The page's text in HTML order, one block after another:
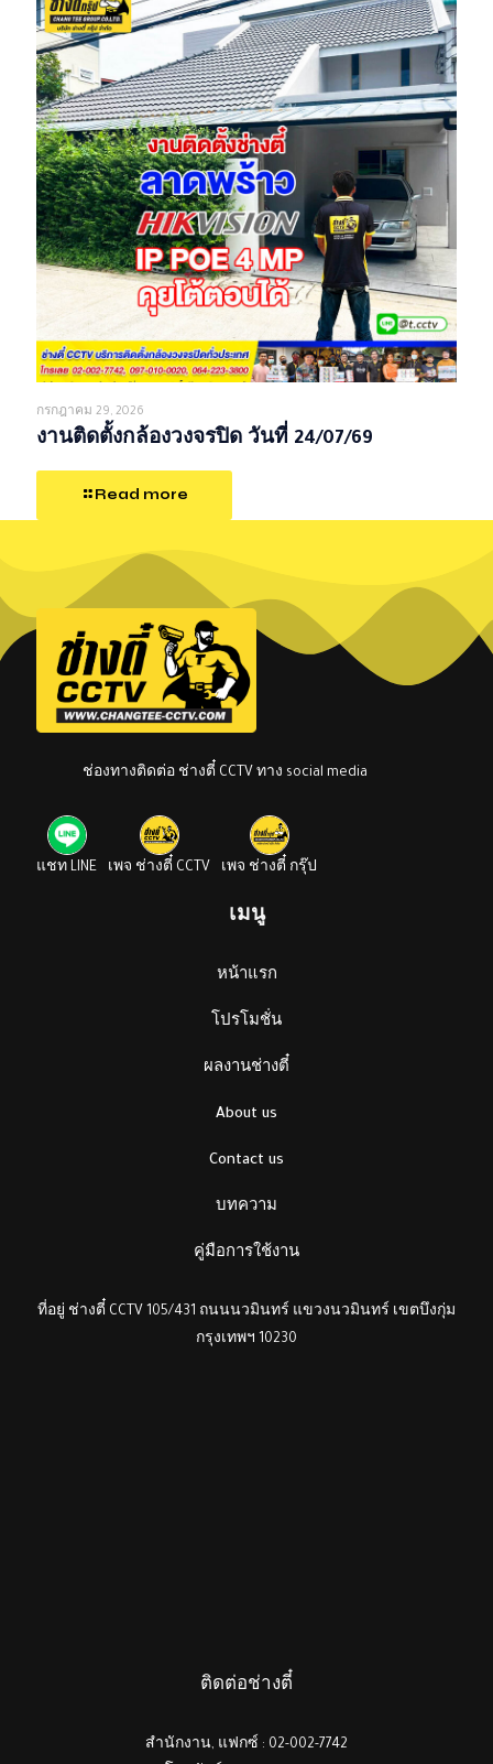
กรกฎาคม 29, 2026
งานติดตั้งกล้องวงจรปิด วันที่ 24/07/69
Read more
ช่องทางติดต่อ ช่างตี๋ CCTV ทาง social media
แชท LINE เพจ ช่างตี๋ CCTV เพจ ช่างตี๋ กรุ๊ป
เมนู
หน้าแรก
โปรโมชั่น
ผลงานช่างตี๋
About us
Contact us
บทความ
คู่มือการใช้งาน
ที่อยู่ ช่างตี๋ CCTV 105/431 ถนนนวมินทร์ แขวงนวมินทร์ เขตบึงกุ่ม
กรุงเทพฯ 10230
ติดต่อช่างตี๋
สำนักงาน, แฟกซ์ : 02-002-7742